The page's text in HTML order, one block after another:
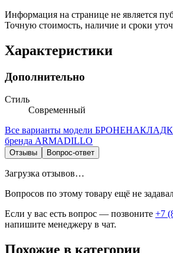
Информация на странице не является
Точную стоимость, наличие и сроки
Характеристики
Дополнительно
Стиль
Современный
Все варианты модели
бренда ARMADILLO
Отзывы Вопрос-ответ
Загрузка отзывов…
Вопросов по этому товару ещё не
Если у вас есть вопрос — позвоните +7
напишите менеджеру в чат.
Похожие в категории